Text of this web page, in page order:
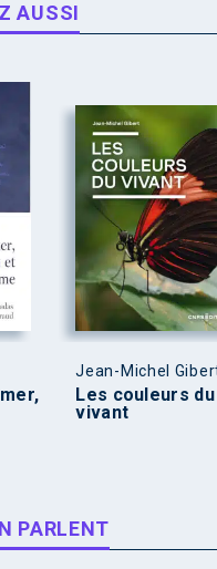
AUSSI
Jean-Michel
Les couleurs du
vivant
PARLENT